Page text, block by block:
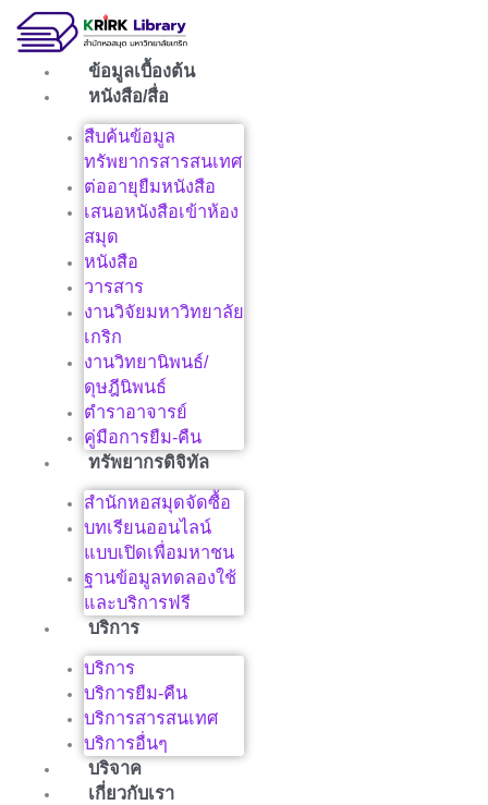
ข้อมูลเบื้องต้น
หนังสือ/สื่อ
สืบค้นข้อมูล
ทรัพยากรสารสนเทศ
ต่ออายุยืมหนังสือ
เสนอหนังสือเข้าห้อง
สมุด
หนังสือ
วารสาร
งานวิจัยมหาวิทยาลัย
เกริก
งานวิทยานิพนธ์/
ดุษฎีนิพนธ์
ตำราอาจารย์
คู่มือการยืม-คืน
ทรัพยากรดิจิทัล
สำนักหอสมุดจัดซื้อ
บทเรียนออนไลน์
แบบเปิดเพื่อมหาชน
ฐานข้อมูลทดลองใช้
และบริการฟรี
บริการ
บริการ
บริการยืม-คืน
บริการสารสนเทศ
บริการอื่นๆ
บริจาค
เกี่ยวกับเรา